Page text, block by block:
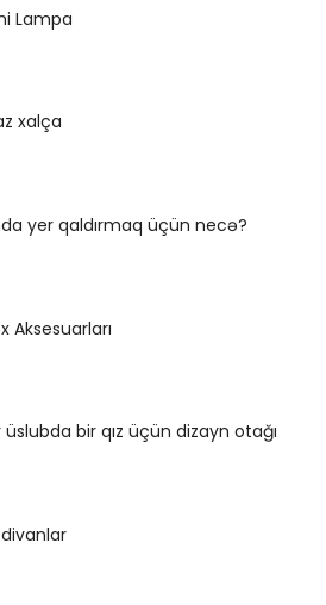
Lampa
xalça
yer qaldırmaq üçün necə?
Aksesuarları
üslubda bir qız üçün dizayn otağı